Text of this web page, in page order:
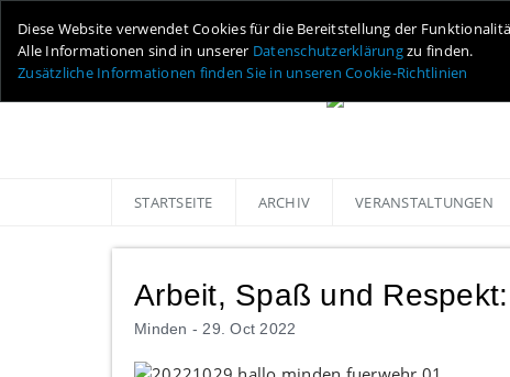
Diese Website verwendet Cookies für die Bereitstellung der
Alle Informationen sind in unserer Datenschutzerklärungzu finden.
Zusätzliche Informationen finden Sie in unseren Cookie-Richtlinien
STARTSEITE ARCHIV VERANSTALTUNGEN
Arbeit, Spaß und
Minden - 29. Oct 2022